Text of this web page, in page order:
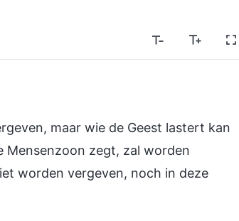
maar wie de Geest lastert kan
Mensenzoon zegt, zal worden
worden vergeven, noch in deze